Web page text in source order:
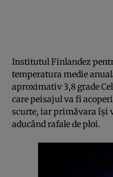
Institutul Finlandez
temperatura medie
aproximativ 3,8 grade
care peisajul va fi
scurte, iar primăvara îşi
aducând rafale de ploi.